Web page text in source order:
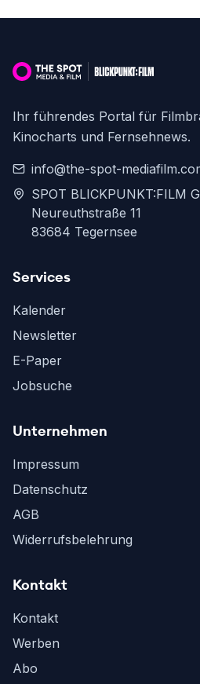
Ihr führendes Portal für
Kinocharts und Fernsehnews.
info@the-spot-
SPOT BLICKPUNKT:FILM
Neureuthstraße 11
83684 Tegernsee
Services
Kalender
Newsletter
E-Paper
Jobsuche
Unternehmen
Impressum
Datenschutz
AGB
Widerrufsbelehrung
Kontakt
Kontakt
Werben
Abo